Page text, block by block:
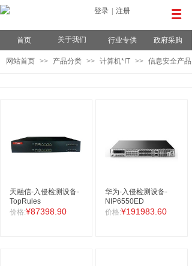
登录 注册
首页 关于我们 行业专供 政府采购
网站首页 >> 产品分类 >> 计算机*IT >> 信息安全产品
天融信-入侵检测设备-
TopRules
价格:¥87398.90
华为-入侵检测设备-
NIP6550ED
价格:¥191983.60